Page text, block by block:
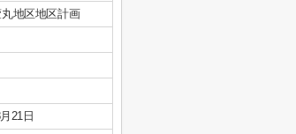
地区地区計画
21日